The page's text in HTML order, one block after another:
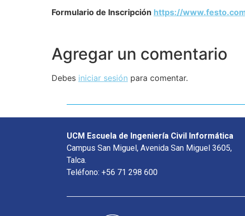
Formulario de Inscripción https://
Agregar un comentario
Debes iniciar sesión para comentar.
UCM Escuela de Ingeniería Civil Informática
Campus San Miguel, Avenida San Miguel 3605,
Talca.
Teléfono: +56 71 298 600